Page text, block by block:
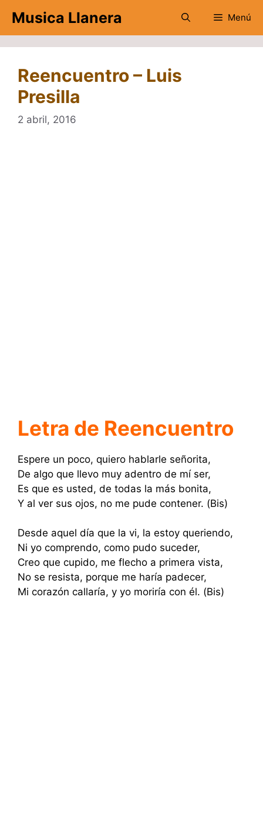
contenido
Musica Llanera Menú
Reencuentro – Luis
Presilla
2 abril, 2016
Letra de Reencuentro
Espere un poco, quiero hablarle señorita,
De algo que llevo muy adentro de mí ser,
Es que es usted, de todas la más bonita,
Y al ver sus ojos, no me pude contener. (Bis)
Desde aquel día que la vi, la estoy queriendo,
Ni yo comprendo, como pudo suceder,
Creo que cupido, me flecho a primera vista,
No se resista, porque me haría padecer,
Mi corazón callaría, y yo moriría con él. (Bis)